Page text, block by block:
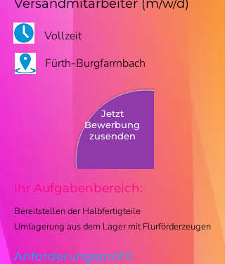
Versandmitarbeiter (m/w/d)
Vollzeit
Fürth-Burgfarrnbach
Jetzt
Bewerbung
zusenden
Ihr Aufgabenbereich:
Bereitstellen der Halbfertigteile
Umlagerung aus dem Lager mit Flurförderzeugen
Anforderungsprofil: